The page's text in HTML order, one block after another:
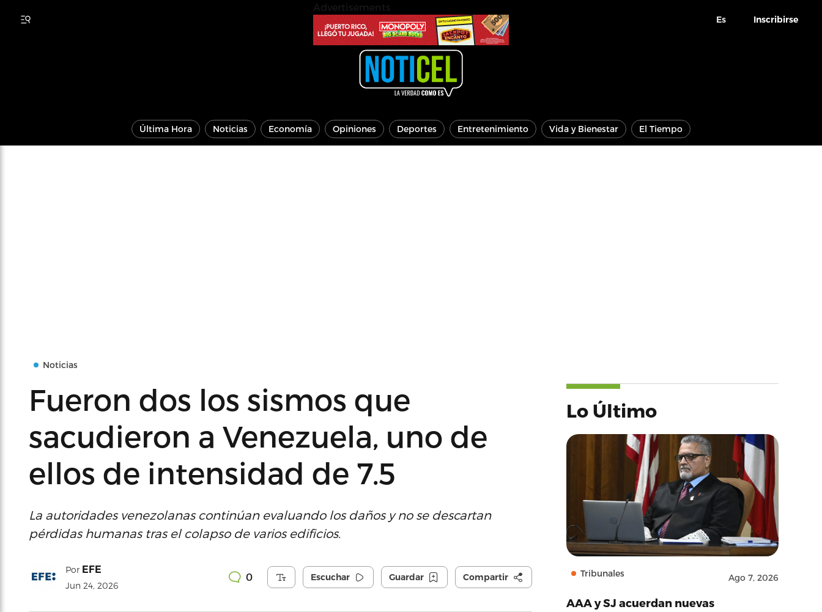
Es Inscribirse
Última Hora Noticias Economía Opiniones Deportes Entretenimiento Vida y Bienestar El Tiempo
Noticias
Fueron dos los sismos que
sacudieron a Venezuela, uno de
ellos de intensidad de 7.5
La autoridades venezolanas continúan evaluando los daños y no se descartan
pérdidas humanas tras el colapso de varios edificios.
Por EFE
Jun 24, 2026
0 Escuchar Guardar Compartir
Lo Último
Tribunales Ago 7, 2026
AAA y SJ acuerdan nuevas